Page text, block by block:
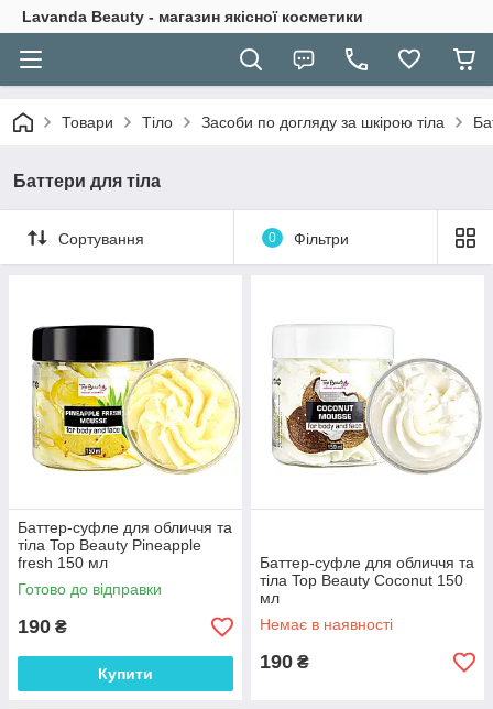
Lavanda Beauty - магазин якісної косметики
Товари Тіло Засоби по догляду за шкірою тіла
Баттери для тіла
Сортування 0 Фільтри
Баттер-суфле для обличчя та
тіла Top Beauty Pineapple
fresh 150 мл
Готово до відправки
190 ₴
Купити
Баттер-суфле для обличчя та
тіла Top Beauty Coconut 150
мл
Немає в наявності
190 ₴